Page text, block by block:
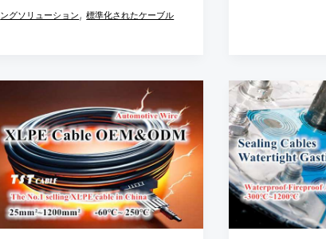
お
パ
プ
シ
ー
リ
ン
ングソリューション,標準化されたケーブル
ジ
ュ
ラ
ー
シ
ー
橋
ポ
リ
エ
チ
レ
マ
ル
チ
ケ
ー
ブ
ル